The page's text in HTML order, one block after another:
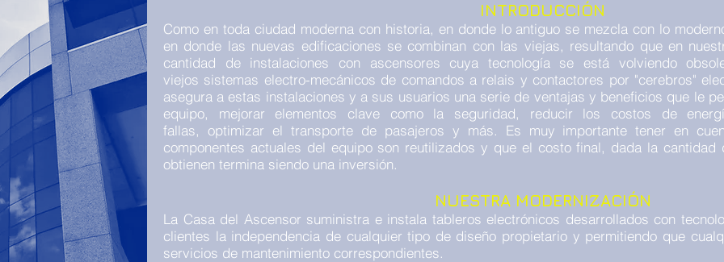
INTRODUCCIÓN
Como en toda ciudad moderna con historia, en donde lo antiguo se mezcla con lo
en donde las nuevas edificaciones se combinan con las viejas, resultando que en
cantidad de instalaciones con ascensores cuya tecnología se está volviendo
viejos sistemas electro-mecánicos de comandos a relais y contactores por "cerebros"
asegura a estas instalaciones y a sus usuarios una serie de ventajas y beneficios que le
equipo, mejorar elementos clave como la seguridad, reducir los costos de
fallas, optimizar el transporte de pasajeros y más. Es muy importante tener en
componentes actuales del equipo son reutilizados y que el costo final, dada la
obtienen termina siendo una inversión.
NUESTRA MODERNIZACIÓN
La Casa del Ascensor suministra e instala tableros electrónicos desarrollados con
clientes la independencia de cualquier tipo de diseño propietario y permitiendo que
servicios de mantenimiento correspondientes.